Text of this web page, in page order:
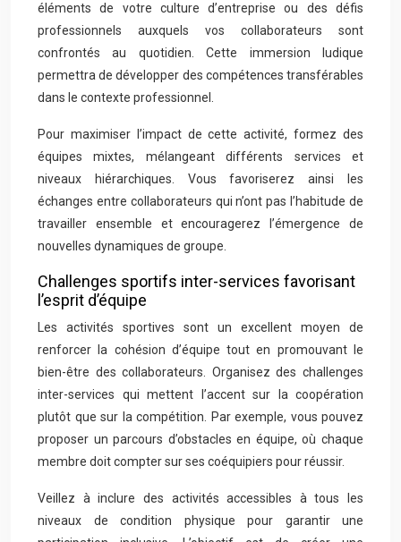
éléments de votre culture d’entreprise ou des défis
professionnels auxquels vos collaborateurs sont
confrontés au quotidien. Cette immersion ludique
permettra de développer des compétences transférables
dans le contexte professionnel.
Pour maximiser l’impact de cette activité, formez des
équipes mixtes, mélangeant différents services et
niveaux hiérarchiques. Vous favoriserez ainsi les
échanges entre collaborateurs qui n’ont pas l’habitude de
travailler ensemble et encouragerez l’émergence de
nouvelles dynamiques de groupe.
Challenges sportifs inter-services favorisant
l’esprit d’équipe
Les activités sportives sont un excellent moyen de
renforcer la cohésion d’équipe tout en promouvant le
bien-être des collaborateurs. Organisez des challenges
inter-services qui mettent l’accent sur la coopération
plutôt que sur la compétition. Par exemple, vous pouvez
proposer un parcours d’obstacles en équipe, où chaque
membre doit compter sur ses coéquipiers pour réussir.
Veillez à inclure des activités accessibles à tous les
niveaux de condition physique pour garantir une